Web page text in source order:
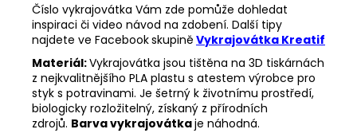
Číslo vykrajovátka Vám zde pomůže dohledat
inspiraci či video návod na zdobení. Další tipy
najdete ve Facebookskupině Vykrajovátka Kreatif
Materiál:Vykrajovátka jsou tištěna na 3D tiskárnách
z nejkvalitnějšího PLA plastu s atestem výrobce pro
styk s potravinami. Je šetrný k životnímu prostředí,
biologicky rozložitelný, získaný z přírodních
zdrojů. Barva vykrajovátkaje náhodná.